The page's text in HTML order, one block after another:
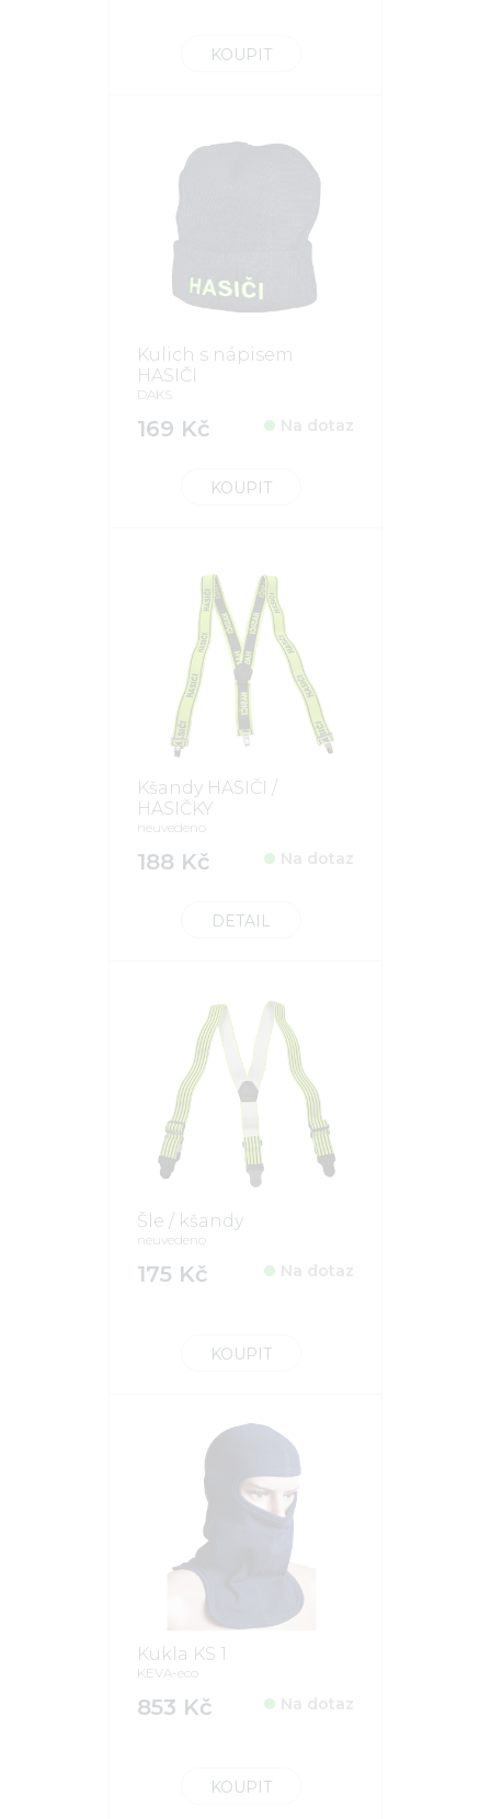
KOUPIT
Kulich s nápisem
HASIČI
DAKS
169 Kč Na dotaz
KOUPIT
Kšandy HASIČI /
HASIČKY
neuvedeno
188 Kč Na dotaz
DETAIL
Šle / kšandy
neuvedeno
175 Kč Na dotaz
KOUPIT
Kukla KS 1
KEVA-eco
853 Kč Na dotaz
KOUPIT